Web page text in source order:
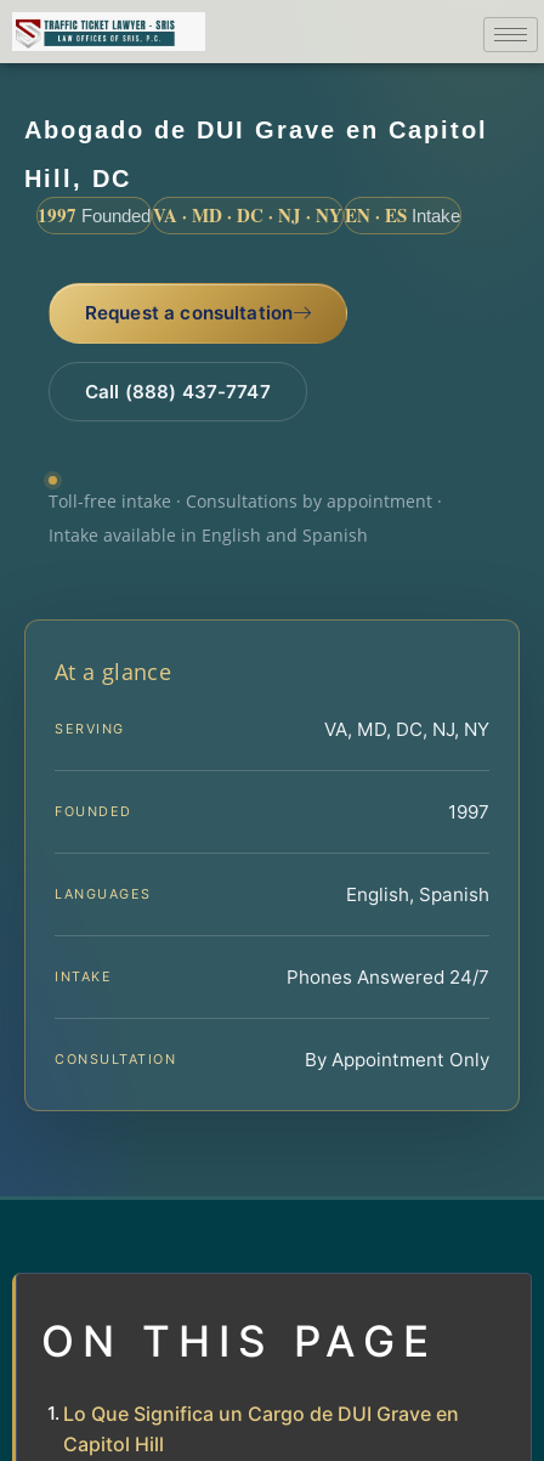
Abogado de DUI Grave en Capitol
Hill, DC
1997 FoundedVA · MD · DC · NJ · NYEN · ES Intake
Request a consultation
Call (888) 437-7747
Toll-free intake · Consultations by appointment ·
Intake available in English and Spanish
At a glance
SERVING VA, MD, DC, NJ, NY
FOUNDED 1997
LANGUAGES English, Spanish
INTAKE Phones Answered 24/7
CONSULTATION By Appointment Only
ON THIS PAGE
Lo Que Significa un Cargo de DUI Grave en
Capitol Hill